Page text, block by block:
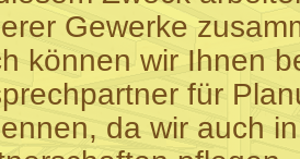
Gewerke
können wir Ihnen
für
da wir auch